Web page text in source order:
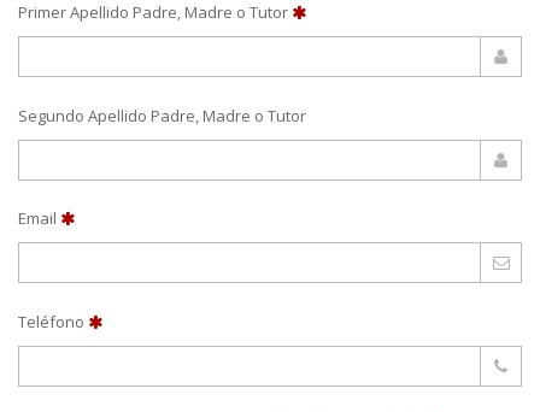
Primer Apellido Padre, Madre o Tutor
Segundo Apellido Padre, Madre o Tutor
Email
Teléfono